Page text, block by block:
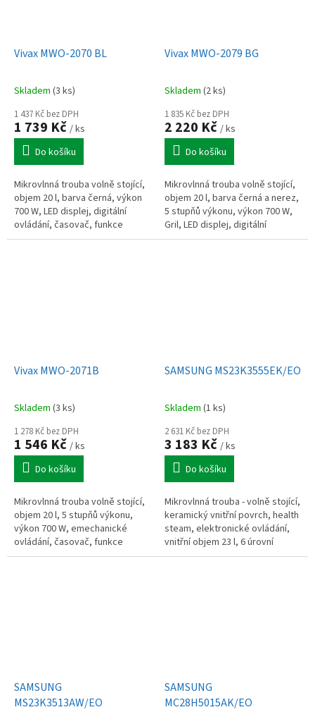
Vivax MWO-2070 BL
Skladem (3 ks)
1 437 Kč bez DPH
1 739 Kč / ks
Do košíku
Mikrovlnná trouba volně stojící,
objem 20 l, barva černá, výkon
700 W, LED displej, digitální
ovládání, časovač, funkce
rozmrazování.
Vivax MWO-2079 BG
Skladem (2 ks)
1 835 Kč bez DPH
2 220 Kč / ks
Do košíku
Mikrovlnná trouba volně stojící,
objem 20 l, barva černá a nerez,
5 stupňů výkonu, výkon 700 W,
Gril, LED displej, digitální
ovládání, časovač, funkce
Vivax MWO-2071B
Skladem (3 ks)
1 278 Kč bez DPH
1 546 Kč / ks
Do košíku
Mikrovlnná trouba volně stojící,
objem 20 l, 5 stupňů výkonu,
výkon 700 W, emechanické
ovládání, časovač, funkce
rozmrazování.
SAMSUNG MS23K3555EK/EO
Skladem (1 ks)
2 631 Kč bez DPH
3 183 Kč / ks
Do košíku
Mikrovlnná trouba - volně stojící,
keramický vnitřní povrch, health
steam, elektronické ovládání,
vnitřní objem 23 l, 6 úrovní
výkonu, 800W výkon
SAMSUNG
MS23K3513AW/EO
SAMSUNG
MC28H5015AK/EO